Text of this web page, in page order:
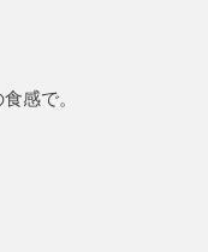
感で。